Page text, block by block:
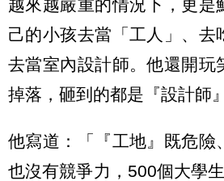
越來越嚴重的情況下，更是
己的小孩去當「工人」、去
去當室內設計師。他還開玩
掉落，砸到的都是『設計師
他寫道：「『工地』既危險
也沒有競爭力，500個大學